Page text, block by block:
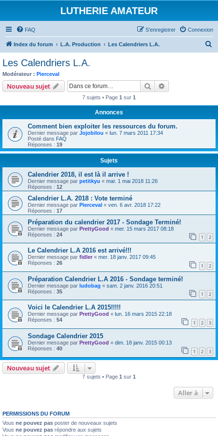
LUTHERIE AMATEUR
FAQ Connexion
S’enregistrer
Index du forum L.A. Production Les Calendriers L.A.
r
Les Calendriers L.A.
Modérateur : Pierceval
Nouveau sujet Rechercher
7 sujets • Page 1 sur 1
Annonces
Comment bien exploiter les ressources du forum.
Dernier message par Jojobilou « lun. 7 mars 2011 17:34
Posté dans FAQ
Réponses : 19
Sujets
Calendrier 2018, il est là il arrive !
Dernier message par petitkyu « mar. 1 mai 2018 11:26
Réponses : 12
Calendrier L.A. 2018 : Vote terminé
Dernier message par Pierceval « ven. 6 avr. 2018 17:22
Réponses : 17
Préparation du calendrier 2017 - Sondage Terminé!
Dernier message par PrettyGood « mer. 15 mars 2017 08:18
Réponses : 24 1 2
Le Calendrier L.A 2016 est arrivé!!!
Dernier message par fidler « mer. 18 janv. 2017 09:45
Réponses : 26 1 2
Préparation Calendrier L.A 2016 - Sondage terminé!
Dernier message par ludobag « sam. 2 janv. 2016 20:51
Réponses : 35 1 2
Voici le Calendrier L.A 2015!!!!!
Dernier message par PrettyGood « lun. 16 mars 2015 22:18
Réponses : 54 1 2 3
Sondage Calendrier 2015
Dernier message par PrettyGood « dim. 18 janv. 2015 00:13
Réponses : 40 1 2 3
Nouveau sujet
7 sujets • Page 1 sur 1
Aller à
PERMISSIONS DU FORUM
Vous ne pouvez pas poster de nouveaux sujets
Vous ne pouvez pas répondre aux sujets